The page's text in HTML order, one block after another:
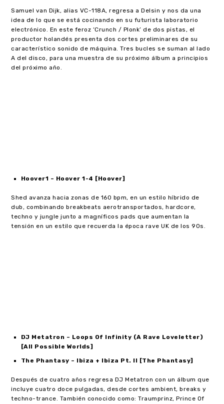
Samuel van Dijk, alias VC-118A, regresa a Delsin y nos da una
idea de lo que se está cocinando en su futurista laboratorio
electrónico. En este feroz ‘Crunch / Plonk’ de dos pistas, el
productor holandés presenta dos cortes preliminares de su
característico sonido de máquina. Tres bucles se suman al lado
A del disco, para una muestra de su próximo álbum a principios
del próximo año.
Hoover1 – Hoover 1-4 [Hoover]
Shed avanza hacia zonas de 160 bpm, en un estilo híbrido de
dub, combinando breakbeats aerotransportados, hardcore,
techno y jungle junto a magníficos pads que aumentan la
tensión en un estilo que recuerda la época rave UK de los 90s.
DJ Metatron – Loops Of Infinity (A Rave Loveletter)
[All Possible Worlds]
The Phantasy – Ibiza + Ibiza Pt. II [The Phantasy]
Después de cuatro años regresa DJ Metatron con un álbum que
incluye cuatro doce pulgadas, desde cortes ambient, breaks y
techno-trance. También conocido como: Traumprinz, Prince Of